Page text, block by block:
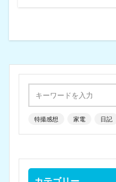
特撮感想 家電 日記